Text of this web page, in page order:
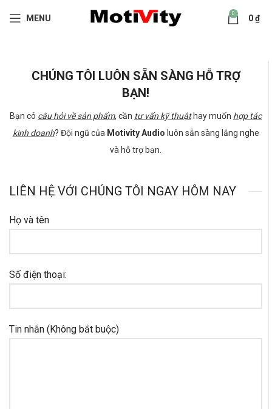
MENU 0 0₫
CHÚNG TÔI LUÔN SẴN SÀNG HỖ TRỢ
BẠN!
Bạn có câu hỏi về sản phẩm, cần tư vấn kỹ thuậthay muốn hợp tác
kinh doanh? Đội ngũ của Motivity Audio luôn sẵn sàng lắng nghe
và hỗ trợ bạn.
LIÊN HỆ VỚI CHÚNG TÔI NGAY HÔM NAY
Họ và tên
Số điện thoại:
Tin nhắn (Không bắt buộc)